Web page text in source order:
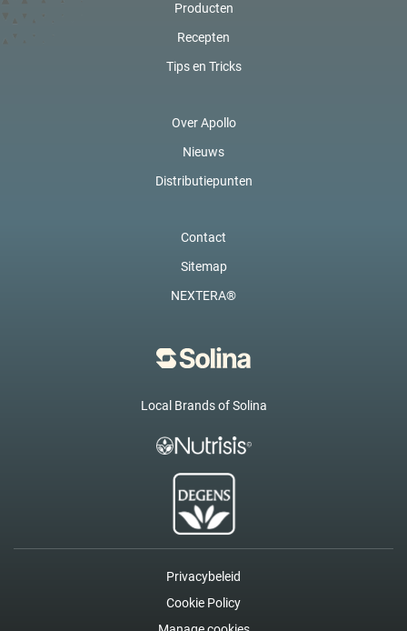
Producten
Recepten
Tips en Tricks
Over Apollo
Nieuws
Distributiepunten
Contact
Sitemap
NEXTERA®
Local Brands of Solina
Privacybeleid
Cookie Policy